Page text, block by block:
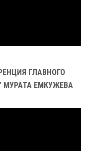
ГЛАВНОГО
МУРАТА ЕМКУЖЕВА